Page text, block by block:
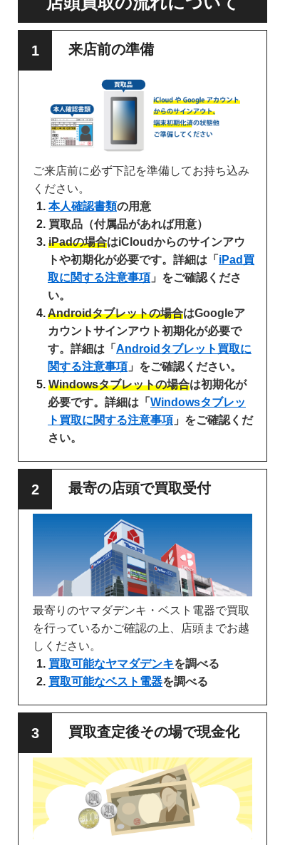
来店前の準備
ご来店前に必ず下記を準備してお持ち込み
ください。
本人確認書類の用意
買取品（付属品があれば用意）
iPadの場合はiCloudからのサインアウ
トや初期化が必要です。詳細は「 iPad買
取に関する注意事項 」をご確認くださ
い。
Androidタブレットの場合はGoogleア
カウントサインアウト初期化が必要で
す。詳細は「 Androidタブレット買取に
関する注意事項 」をご確認ください。
Windowsタブレットの場合は初期化が
必要です。詳細は「 Windowsタブレッ
ト買取に関する注意事項 」をご確認くだ
さい。
最寄の店頭で買取受付
最寄りのヤマダデンキ・ベスト電器で買取
を行っているかご確認の上、店頭までお越
しください。
買取可能なヤマダデンキを調べる
買取可能なベスト電器を調べる
買取査定後その場で現金化